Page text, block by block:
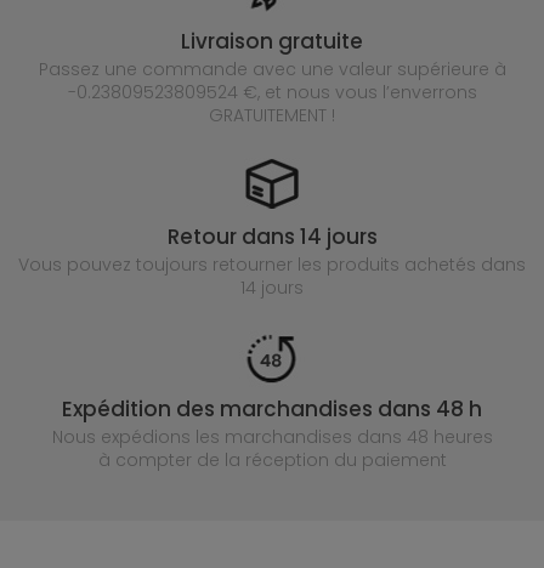
Livraison gratuite
Passez une commande avec une valeur supérieure à
-0.23809523809524 €, et nous vous l’enverrons
GRATUITEMENT !
Retour dans 14 jours
Vous pouvez toujours retourner les produits achetés dans
14 jours
Expédition des marchandises dans 48 h
Nous expédions les marchandises dans 48 heures
à compter de la réception du paiement